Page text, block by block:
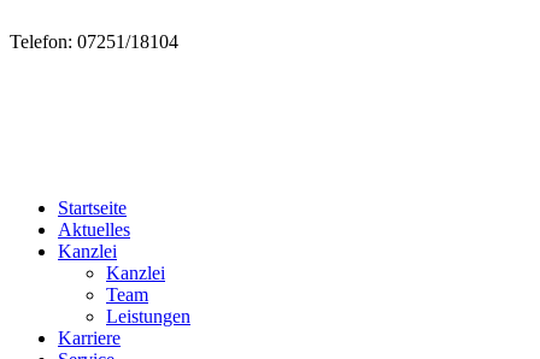
Telefon: 07251/18104
Startseite
Aktuelles
Kanzlei
Kanzlei
Team
Leistungen
Karriere